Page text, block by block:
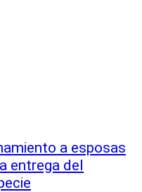
a esposas
entrega del